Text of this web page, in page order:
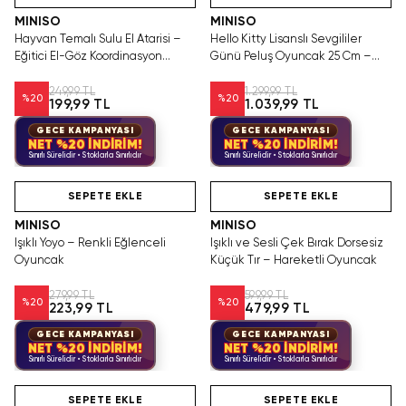
MINISO
Hayvan Temalı Sulu El Atarisi –
Eğitici El-Göz Koordinasyon
%20
249,99 TL
199,99 TL
GECE KAMPANYASI
NET %20 İNDİRİM!
Sınırlı Sürelidir • Stoklarla Sınırlıdır
MINISO
Hello Kitty Lisanslı Sevgililer
Günü Peluş Oyuncak 25 Cm –
%20
1.299,99 TL
1.039,99 TL
GECE KAMPANYASI
NET %20 İNDİRİM!
Sınırlı Sürelidir • Stoklarla Sınırlıdır
SEPETE EKLE
MINISO
Işıklı Yoyo – Renkli Eğlenceli
Oyuncak
%20
279,99 TL
223,99 TL
GECE KAMPANYASI
NET %20 İNDİRİM!
Sınırlı Sürelidir • Stoklarla Sınırlıdır
SEPETE EKLE
MINISO
Işıklı ve Sesli Çek Bırak Dorsesiz
Küçük Tır – Hareketli Oyuncak
%20
599,99 TL
479,99 TL
GECE KAMPANYASI
NET %20 İNDİRİM!
Sınırlı Sürelidir • Stoklarla Sınırlıdır
SEPETE EKLE SEPETE EKLE